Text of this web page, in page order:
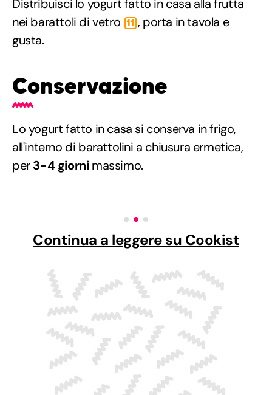
Distribuisci lo yogurt fatto in casa alla frutta
nei barattoli di vetro 11 , porta in tavola e
gusta.
Conservazione
Lo yogurt fatto in casa si conserva in frigo,
all'interno di barattolini a chiusura ermetica,
per3-4 giornimassimo.
Continua a leggere su Cookist